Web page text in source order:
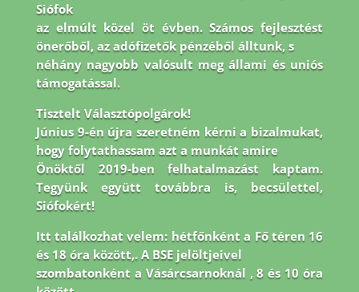
Siófok
az elmúlt közel öt évben. Számos fejlesztést
önerőből, az adófizetők pénzéből álltunk, s
néhány nagyobb valósult meg állami és uniós
támogatással.
Tisztelt Választópolgárok!
Június 9-én újra szeretném kérni a bizalmukat,
hogy folytathassam azt a munkát amire
Önöktől 2019-ben felhatalmazást kaptam.
Tegyünk együtt továbbra is, becsülettel,
Siófokért!
Itt találkozhat velem: hétfőnként a Fő téren 16
és 18 óra között,. A BSE jelöltjeivel
szombatonként a Vásárcsarnoknál , 8 és 10 óra